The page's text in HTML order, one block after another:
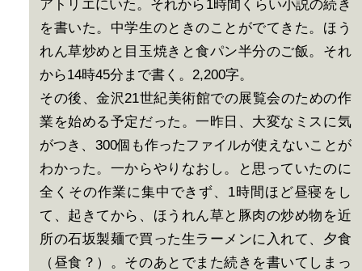
アトリエにいた。それから1時間くらい小説の続き
を書いた。中学生のときのことがでてきた。ほう
れん草炒めと目玉焼きと食パン半分のご飯。それ
から14時45分まで書く。2,200字。
その後、金沢21世紀美術館での展覧会のための作
業を始める予定だった。一昨日、大変なミスに気
がつき、300個も作ったファイルが使えないことが
わかった。一からやりなおし。と思っていたのに
全くその作業に集中できず、1時間ほど昼寝をし
て、起きてから、ほうれん草と豚肉の炒め物を近
所の石坂製麺で買った生ラーメンに入れて、夕食
（昼食？）。そのあとでまた続きを書いてしまっ